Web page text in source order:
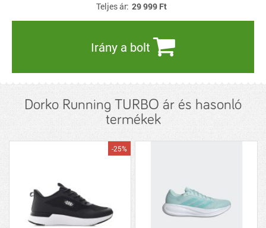
Teljes ár: 29 999 Ft
Irány a bolt
Dorko Running TURBO ár és hasonló
termékek
-25%